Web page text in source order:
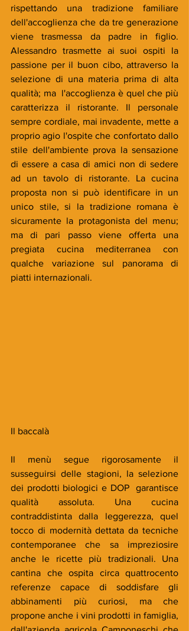
rispettando una tradizione familiare
dell'accoglienza che da tre generazione
viene trasmessa da padre in figlio.
Alessandro trasmette ai suoi ospiti la
passione per il buon cibo, attraverso la
selezione di una materia prima di alta
qualità; ma  l'accoglienza è quel che più
caratterizza il ristorante. Il personale
sempre cordiale, mai invadente, mette a
proprio agio l'ospite che confortato dallo
stile dell'ambiente prova la sensazione
di essere a casa di amici non di sedere
ad un tavolo di ristorante. La cucina
proposta non si può identificare in un
unico stile, si la tradizione romana è
sicuramente la protagonista del menu;
ma di pari passo viene offerta una
pregiata cucina mediterranea con
qualche variazione sul panorama di
piatti internazionali.
Il baccalà
Il menù segue rigorosamente il
susseguirsi delle stagioni, la selezione
dei prodotti biologici e DOP  garantisce
qualità assoluta. Una cucina
contraddistinta dalla leggerezza, quel
tocco di modernità dettata da tecniche
contemporanee che sa impreziosire
anche le ricette più tradizionali. Una
cantina che ospita circa quattrocento
referenze capace di soddisfare gli
abbinamenti più curiosi, ma che
propone anche i vini prodotti in famiglia,